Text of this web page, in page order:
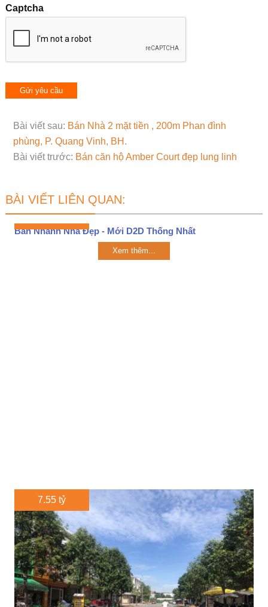
Captcha
Bài viết sau: Bán Nhà 2 mặt tiền , 200m Phan đình
phùng, P. Quang Vinh, BH.
Bài viết trước: Bán căn hộ Amber Court đẹp lung linh
BÀI VIẾT LIÊN QUAN:
Bán Nhanh Nhà Đẹp - Mới D2D Thống Nhất
Xem thêm...
7.55 tỷ